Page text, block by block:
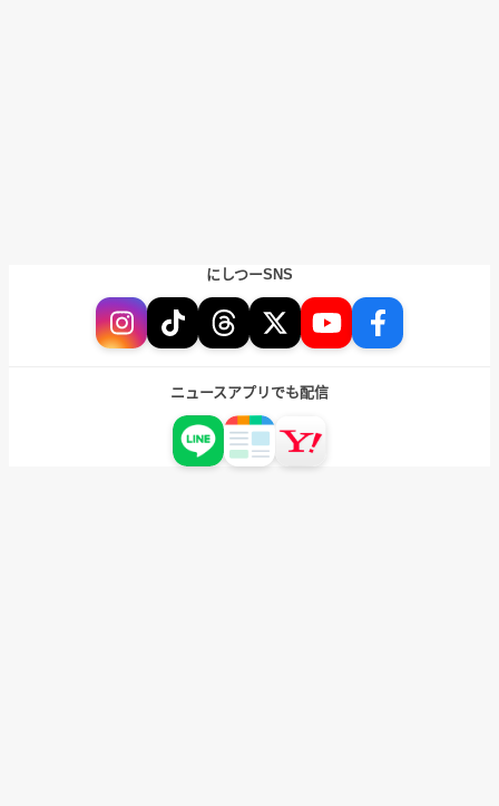
にしつーSNS
ニュースアプリでも配信